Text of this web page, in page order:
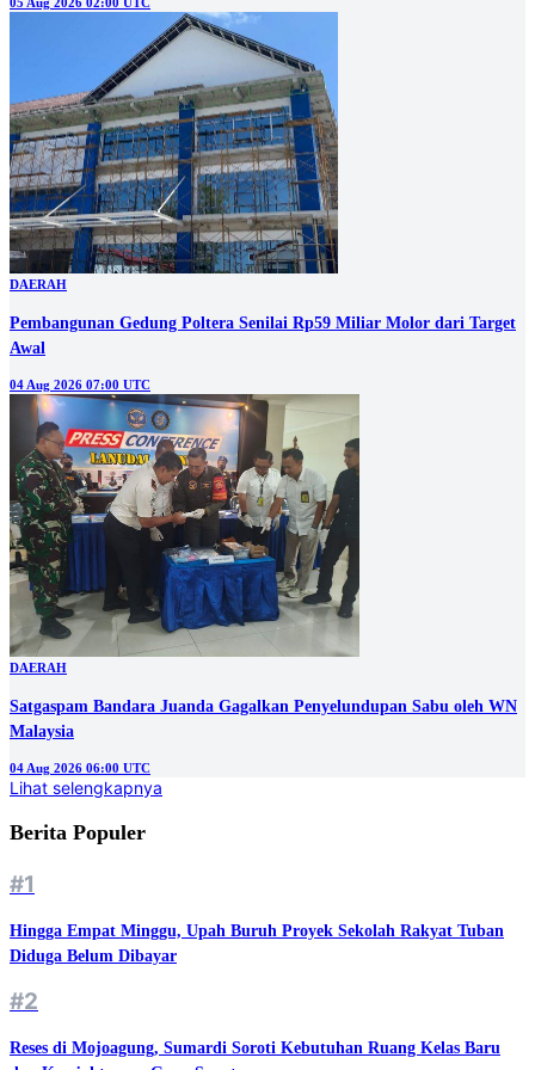
DAERAH
Pembangunan Gedung Poltera Senilai Rp59 Miliar Molor dari Target
Awal
04 Aug 2026 07:00 UTC
DAERAH
Satgaspam Bandara Juanda Gagalkan Penyelundupan Sabu oleh WN
Malaysia
04 Aug 2026 06:00 UTC
Lihat selengkapnya
Berita Populer
#1
Hingga Empat Minggu, Upah Buruh Proyek Sekolah Rakyat Tuban
Diduga Belum Dibayar
#2
Reses di Mojoagung, Sumardi Soroti Kebutuhan Ruang Kelas Baru